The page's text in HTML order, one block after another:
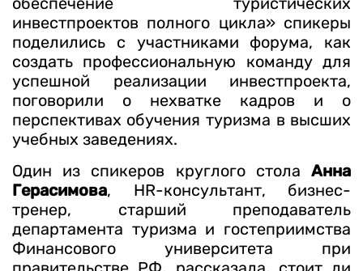
инвестпроектов полного цикла» спикеры
поделились с участниками форума, как
создать профессиональную команду для
успешной реализации инвестпроекта,
поговорили о нехватке кадров и о
перспективах обучения туризма в высших
учебных заведениях.
Один из спикеров круглого столаАнна
Герасимова, HR-консультант, бизнес-
тренер, старший преподаватель
департамента туризма и гостеприимства
Финансового университета при